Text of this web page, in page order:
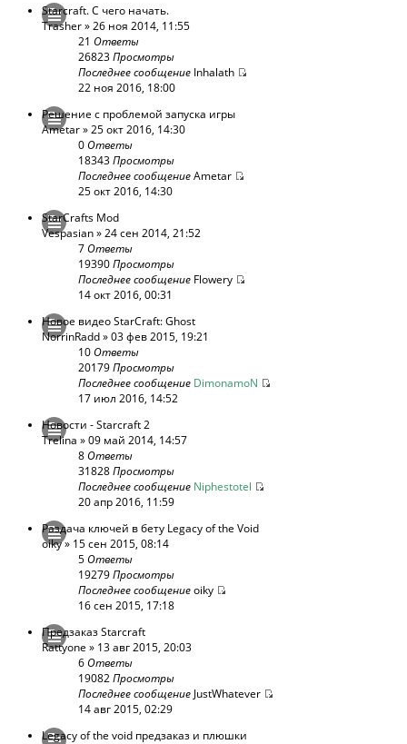
Starcraft. С чего начать.
Trasher» 26 ноя 2014, 11:55
21 Ответы
26823Просмотры
Последнее сообщение Inhalath
22 ноя 2016, 18:00
Решение с проблемой запуска игры
Ametar» 25 окт 2016, 14:30
0Ответы
18343Просмотры
Последнее сообщениеAmetar
25 окт 2016, 14:30
StarCrafts Mod
Vespasian» 24 сен 2014, 21:52
7Ответы
19390Просмотры
Последнее сообщение Flowery
14 окт 2016, 00:31
Новое видео StarCraft: Ghost
NorrinRadd» 03 фев 2015, 19:21
10Ответы
20179Просмотры
Последнее сообщение DimonamoN
17 июл 2016, 14:52
Новости - Starcraft 2
Trelina » 09 май 2014, 14:57
8Ответы
31828Просмотры
Последнее сообщение Niphestotel
20 апр 2016, 11:59
Раздача ключей в бету Legacy of the Void
oiky» 15 сен 2015, 08:14
5Ответы
19279Просмотры
Последнее сообщениеoiky
16 сен 2015, 17:18
Предзаказ Starcraft
Rattyone » 13 авг 2015, 20:03
6Ответы
19082Просмотры
Последнее сообщение JustWhatever
14 авг 2015, 02:29
Legacy of the void предзаказ и плюшки